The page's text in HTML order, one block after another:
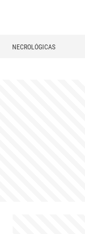
NECROLÓGICAS